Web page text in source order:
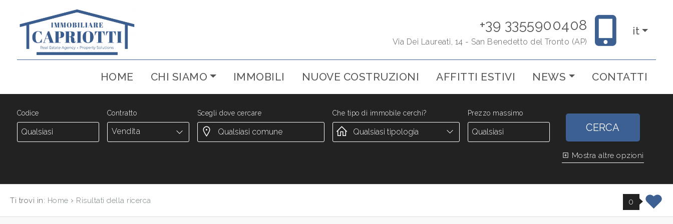
+39 3355900408
Via Dei Laureati, 14 - San Benedetto del Tronto (AP)
it
HOME CHI SIAMO IMMOBILI NUOVE COSTRUZIONI AFFITTI ESTIVI NEWS CONTATTI
Codice Contratto
Vendita
Scegli dove cercare Che tipo di immobile cerchi? Prezzo massimo
CERCA
Mostra altre opzioni
Ti trovi in: Home › Risultati della ricerca 0
IMMOBILI
COSTRUZIONI
Codice
Vendita
dove
cercare
Ascoli Piceno